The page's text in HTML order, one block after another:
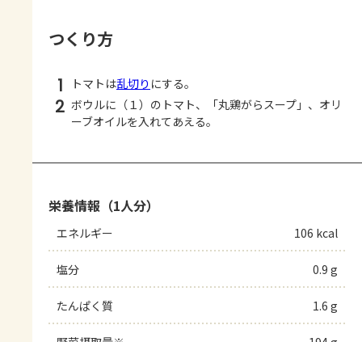
つくり方
1 トマトは乱切り にする。
2 ボウルに（１）のトマト、「丸鶏がらスープ」、オリ
ーブオイルを入れてあえる。
栄養情報（1人分）
エネルギー 106 kcal
塩分 0.9 g
たんぱく質 1.6 g